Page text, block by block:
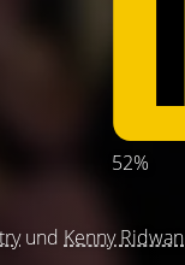
52%
und Kenny Ridwan